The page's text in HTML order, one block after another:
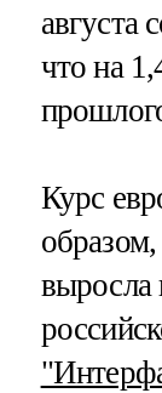
августа
что на
Курс
выросла